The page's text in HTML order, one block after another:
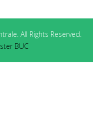
All Rights Reserved.
BUC